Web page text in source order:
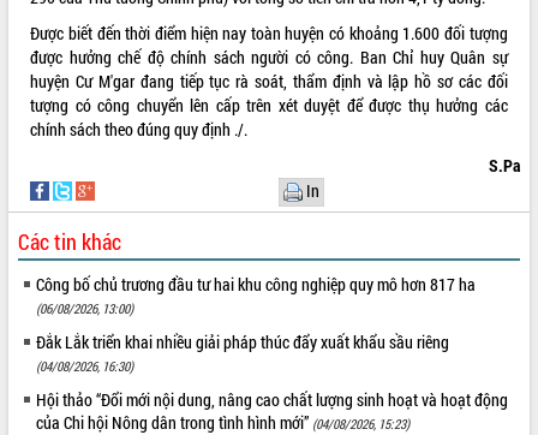
Không có file video nào để phát.
ALBUM ẢNH
Được biết đến thời điểm hiện nay toàn huyện có khoảng 1.600 đối tượng
được hưởng chế độ chính sách người có công. Ban Chỉ huy Quân sự
huyện Cư M'gar đang tiếp tục rà soát, thẩm định và lập hồ sơ các đối
tượng có công chuyển lên cấp trên xét duyệt để được thụ hưởng các
chính sách theo đúng quy định ./.
S.Pa
In
Các tin khác
Công bố chủ trương đầu tư hai khu công nghiệp quy mô hơn 817 ha
(06/08/2026, 13:00)
Đắk Lắk triển khai nhiều giải pháp thúc đẩy xuất khẩu sầu riêng
(04/08/2026, 16:30)
Hội thảo “Đổi mới nội dung, nâng cao chất lượng sinh hoạt và hoạt động
của Chi hội Nông dân trong tình hình mới” (04/08/2026, 15:23)